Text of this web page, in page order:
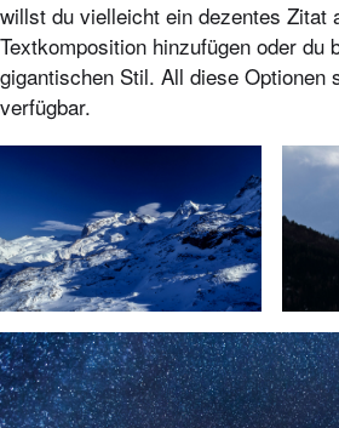
willst du vielleicht ein dezentes Zitat
Textkomposition hinzufügen oder du
gigantischen Stil. All diese Optionen
verfügbar.